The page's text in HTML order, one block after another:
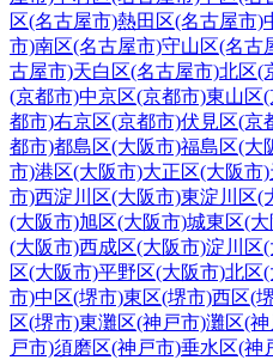
区(名古屋市)熱田区(名古屋市)
市)南区(名古屋市)守山区(名古
古屋市)天白区(名古屋市)北区(
(京都市)中京区(京都市)東山区
都市)右京区(京都市)伏見区(京
都市)都島区(大阪市)福島区(大
市)港区(大阪市)大正区(大阪市)
市)西淀川区(大阪市)東淀川区(
(大阪市)旭区(大阪市)城東区(
(大阪市)西成区(大阪市)淀川区
区(大阪市)平野区(大阪市)北区
市)中区(堺市)東区(堺市)西区(
区(堺市)東灘区(神戸市)灘区(
戸市)須磨区(神戸市)垂水区(神